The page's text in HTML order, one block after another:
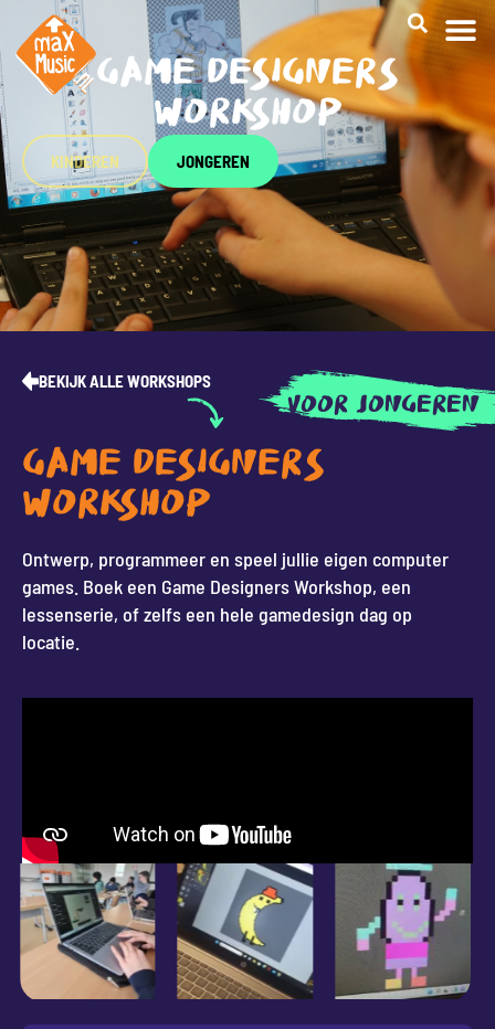
GAME DESIGNERS
WORKSHOP
KINDEREN JONGEREN
BEKIJK ALLE WORKSHOPS
VOOR JONGEREN
GAME DESIGNERS
WORKSHOP
Ontwerp, programmeer en speel jullie eigen computer
games. Boek een Game Designers Workshop, een
lessenserie, of zelfs een hele gamedesign dag op
locatie.